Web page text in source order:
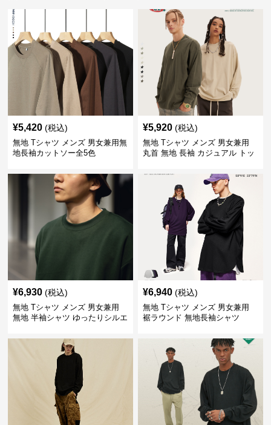
¥5,420 (税込)
無地 Tシャツ メンズ 男女兼用無
地長袖カットソー全5色
¥5,920 (税込)
無地 Tシャツ メンズ 男女兼用
丸首 無地 長袖 カジュアル トッ
¥6,930 (税込)
無地 Tシャツ メンズ 男女兼用
無地 半袖シャツ ゆったりシルエ
¥6,940 (税込)
無地 Tシャツ メンズ 男女兼用
裾ラウンド 無地長袖シャツ